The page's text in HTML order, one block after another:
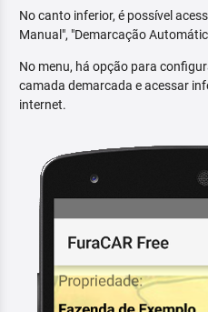
No canto inferior, é possível
Manual", "Demarcação
No menu, há opção para
camada demarcada e acessar
internet.